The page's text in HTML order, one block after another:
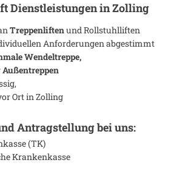
Dienstleistungen inZolling
Treppenliftenund Rollstuhlliften
Anforderungen abgestimmt
Wendeltreppe,
Außentreppen
Ort inZolling
Antragstellung bei uns:
(TK)
Krankenkasse